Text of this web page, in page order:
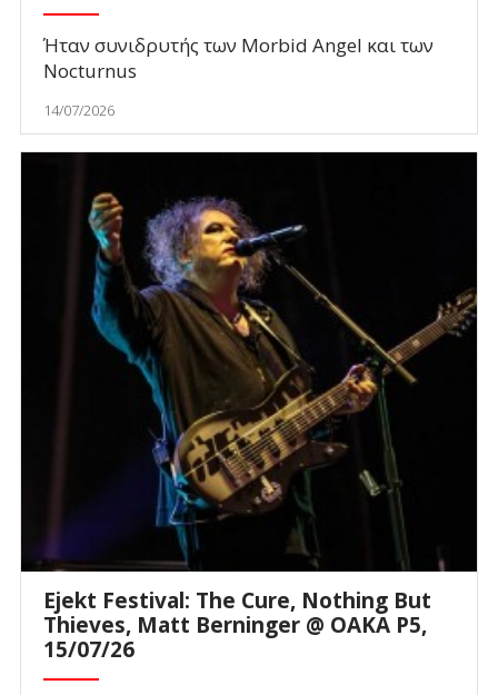
Ήταν συνιδρυτής των Morbid Angel και των
Nocturnus
14/07/2026
Ejekt Festival: The Cure, Nothing But
Thieves, Matt Berninger @ ΟΑΚΑ P5,
15/07/26